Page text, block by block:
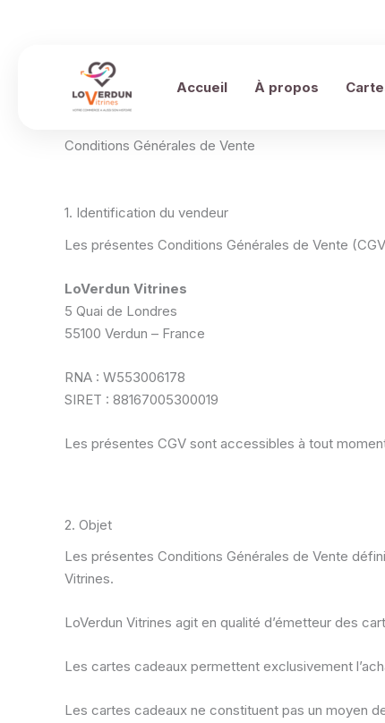
Accueil
À propos
Conditions Générales de Vente
1. Identification du vendeur
Les présentes Conditions Générales de Vente
LoVerdun Vitrines
5 Quai de Londres
55100 Verdun – France
RNA : W553006178
SIRET : 88167005300019
Les présentes CGV sont accessibles à tout
2. Objet
Les présentes Conditions Générales de Vente
Vitrines.
LoVerdun Vitrines agit en qualité d’émetteur des
Les cartes cadeaux permettent exclusivement
Les cartes cadeaux ne constituent pas un moyen